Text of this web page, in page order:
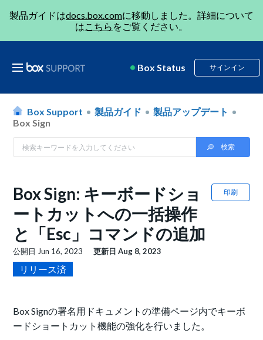
製品ガイドはdocs.box.comに移動しました。詳細について
はこちら をご覧ください。
Box Status サインイン
Box Support 製品ガイド
製品アップデート
Box Sign
印刷
Box Sign: キーボードショ
ートカットへの一括操作
と「Esc」コマンドの追加
公開日 Jun 16, 2023 更新日Aug 8, 2023
リリース済
Box Signの署名用ドキュメントの準備ページ内でキーボ
ードショートカット機能の強化を行いました。